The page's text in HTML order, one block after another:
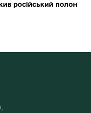
російський полон